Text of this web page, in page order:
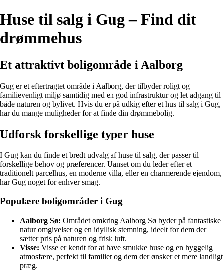
Huse til salg i Gug – Find dit
drømmehus
Et attraktivt boligområde i Aalborg
Gug er et eftertragtet område i Aalborg, der tilbyder roligt og
familievenligt miljø samtidig med en god infrastruktur og let adgang til
både naturen og bylivet. Hvis du er på udkig efter et hus til salg i Gug,
har du mange muligheder for at finde din drømmebolig.
Udforsk forskellige typer huse
I Gug kan du finde et bredt udvalg af huse til salg, der passer til
forskellige behov og præferencer. Uanset om du leder efter et
traditionelt parcelhus, en moderne villa, eller en charmerende ejendom,
har Gug noget for enhver smag.
Populære boligområder i Gug
Aalborg Sø: Området omkring Aalborg Sø byder på fantastiske
natur omgivelser og en idyllisk stemning, ideelt for dem der
sætter pris på naturen og frisk luft.
Visse: Visse er kendt for at have smukke huse og en hyggelig
atmosfære, perfekt til familier og dem der ønsker et mere landligt
præg.